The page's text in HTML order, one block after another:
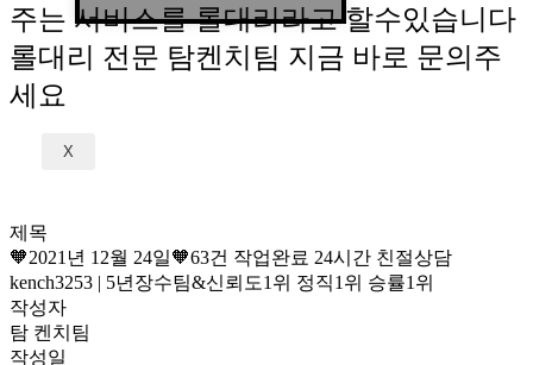
X
주는 서비스를 롤대리라고 할수있습니다
롤대리 전문 탐켄치팀 지금 바로 문의주
세요
제목
🧡2021년 12월 24일🧡63건 작업완료 24시간 친절상담
kench3253 | 5년장수팀&신뢰도1위 정직1위 승률1위
작성자
탐 켄치팀
작성일